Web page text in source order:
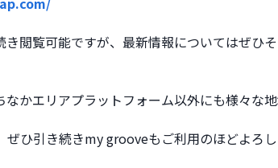
閲覧可能ですが、最新情報についてはぜひ
かエリアプラットフォーム以外にも様々な
ぜひ引き続きmy grooveもご利用のほどよろ